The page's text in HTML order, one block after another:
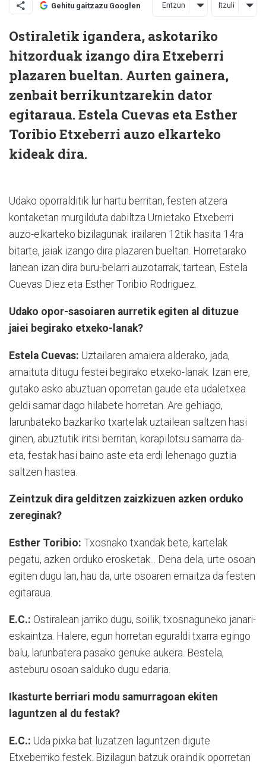
Gehitu gaitzazu Googlen Entzun Itzuli
Ostiraletik igandera, askotariko
hitzorduak izango dira Etxeberri
plazaren bueltan. Aurten gainera,
zenbait berrikuntzarekin dator
egitaraua. Estela Cuevas eta Esther
Toribio Etxeberri auzo elkarteko
kideak dira.
Udako oporralditik lur hartu berritan, festen atzera
kontaketan murgilduta dabiltza Urnietako Etxeberri
auzo-elkarteko bizilagunak: irailaren 12tik hasita 14ra
bitarte, jaiak izango dira plazaren bueltan. Horretarako
lanean izan dira buru-belarri auzotarrak, tartean, Estela
Cuevas Diez eta Esther Toribio Rodriguez.
Udako opor-sasoiaren aurretik egiten al dituzue
jaiei begirako etxeko-lanak?
Estela Cuevas: Uztailaren amaiera alderako, jada,
amaituta ditugu festei begirako etxeko-lanak. Izan ere,
gutako asko abuztuan oporretan gaude eta udaletxea
geldi samar dago hilabete horretan. Are gehiago,
larunbateko bazkariko txartelak uztailean saltzen hasi
ginen, abuztutik iritsi berritan, korapilotsu samarra da-
eta, festak hasi baino aste eta erdi lehenago guztia
saltzen hastea.
Zeintzuk dira gelditzen zaizkizuen azken orduko
zereginak?
Esther Toribio: Txosnako txandak bete, kartelak
pegatu, azken orduko erosketak... Dena dela, urte osoan
egiten dugu lan, hau da, urte osoaren emaitza da festen
egitaraua.
E.C.: Ostiralean jarriko dugu, soilik, txosnaguneko janari-
eskaintza. Halere, egun horretan eguraldi txarra egingo
balu, larunbatera pasako genuke aukera. Bestela,
asteburu osoan salduko dugu edaria.
Ikasturte berriari modu samurragoan ekiten
laguntzen al du festak?
E.C.: Uda pixka bat luzatzen laguntzen digute
Etxeberriko festek. Bizilagun batzuk oraindik oporretan